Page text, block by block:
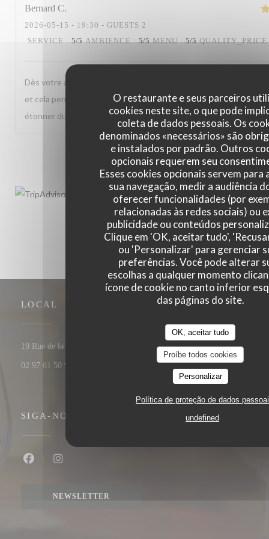
O restaurante e seus parceiros
cookies neste site, o que pode
coleta de dados pessoais. Os
denominados «necessários» são
e instalados por padrão. Outros
opcionais requerem seu
Esses cookies opcionais servem para
sua navegação, medir a audiência
oferecer funcionalidades (por
relacionadas às redes sociais) ou
publicidade ou conteúdos
Clique em 'OK, aceitar tudo',
ou 'Personalizar' para gerenciar
preferências. Você pode alterar
escolhas a qualquer momento
ícone de cookie no canto inferior
das páginas do site.
OK, aceitar tudo
Proíbe todos cookies
Personalizar
Política de proteção de dados
undefined
Bernard C
2026-05-15 - 19:30 - GUESTS 2
SERVICE : 5/5 AMBIENCE: 5/5 MENU: 5/5 QUALITY_PRICE
Dès votre arrivée dans le restaurant, vous vous sentez déjà
et cela pendant tout le repas. Le chef Guillaume et son équipe
étonner durant tout votre repas.
1 2 3
LOCAL
19 Rue de la Boucherie 56000 Vannes ((abre numa nova janela))
02 97 61 50 90
SIGA-NOS
NEWSLETTER